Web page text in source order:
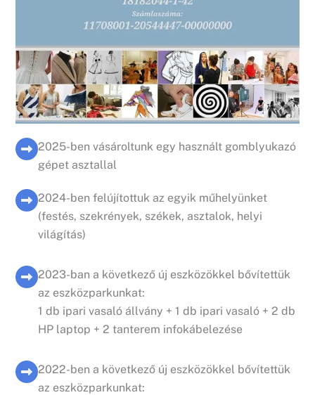
2025-ben vásároltunk egy használt gomblyukazó
gépet asztallal
2024-ben felújítottuk az egyik műhelyünket
(festés, szekrények, székek, asztalok, helyi
világítás)
2023-ban a következő új eszközökkel bővítettük
az eszközparkunkat:
1 db ipari vasaló állvány + 1 db ipari vasaló + 2 db
HP laptop + 2 tanterem infokábelezése
2022-ben a következő új eszközökkel bővítettük
az eszközparkunkat: